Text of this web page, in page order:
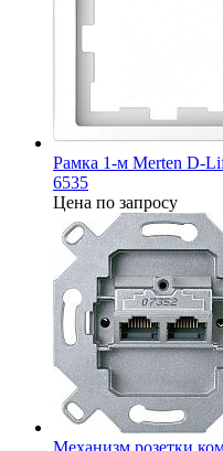
Рамка 1-м Merten D-
6535
Цена по запросу
Механизм розетки